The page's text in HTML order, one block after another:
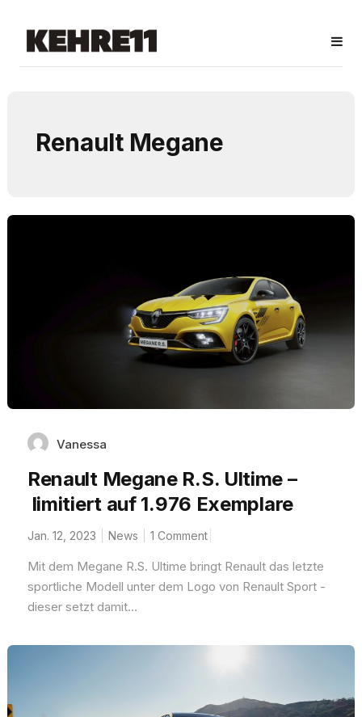
Renault Megane
Vanessa
Renault Megane R.S. Ultime –
limitiert auf 1.976 Exemplare
Jan. 12, 2023 News 1 Comment
Mit dem Megane R.S. Ultime bringt Renault das letzte
sportliche Modell unter dem Logo von Renault Sport -
dieser setzt damit...